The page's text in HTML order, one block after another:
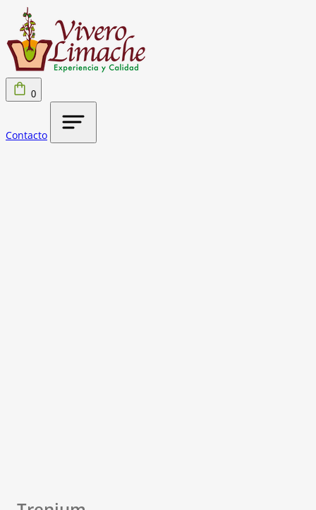
0
Contacto